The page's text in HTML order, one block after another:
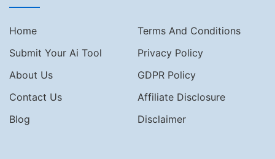
Home
Terms And Conditions
Submit Your Ai Tool
Privacy Policy
About Us
GDPR Policy
Contact Us
Affiliate Disclosure
Blog
Disclaimer